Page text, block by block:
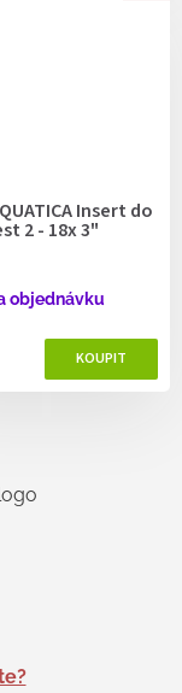
Insert do
2 - 18x 3"
objednávku